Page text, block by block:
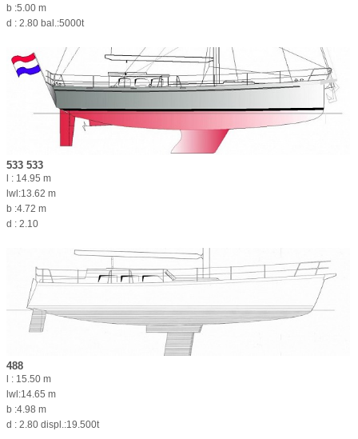
b :5.00 m
d : 2.80 bal.:5000t
533 533
l : 14.95 m
lwl:13.62 m
b :4.72 m
d : 2.10
488
l : 15.50 m
lwl:14.65 m
b :4.98 m
d : 2.80 displ.:19.500t